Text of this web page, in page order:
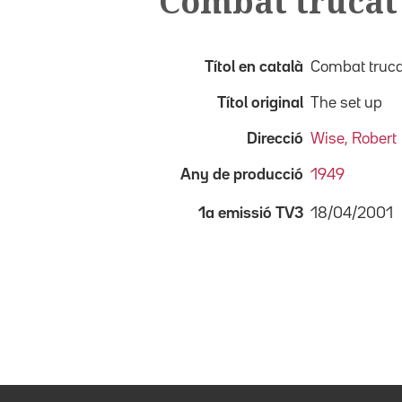
Títol en català Combat
Títol original The set up
Direcció Wise, Robert
Any de producció 1949
1a emissió TV3 18/04/2001